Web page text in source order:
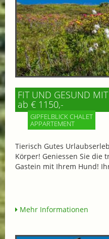
FIT UND GESUND
ab € 1150,-
GIPFELBLICK CHALET
APPARTEMENT
Tierisch Gutes
Körper! Geniessen Sie die
Gastein mit Ihrem Hund!
Mehr Informationen